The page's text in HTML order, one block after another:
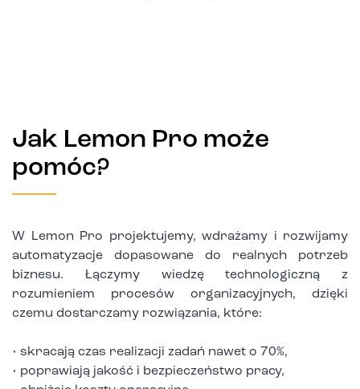
Jak Lemon Pro może
pomóc?
W Lemon Pro projektujemy, wdrażamy i rozwijamy
automatyzacje dopasowane do realnych potrzeb
biznesu. Łączymy wiedzę technologiczną z
rozumieniem procesów organizacyjnych, dzięki
czemu dostarczamy rozwiązania, które:
• skracają czas realizacji zadań nawet o 70%,
• poprawiają jakość i bezpieczeństwo pracy,